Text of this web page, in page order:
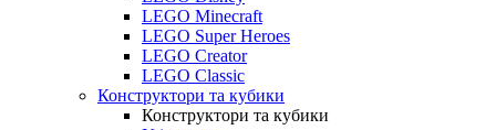
LEGO Minecraft
LEGO Super Heroes
LEGO Creator
LEGO Classic
Конструктори та кубики
Конструктори та кубики